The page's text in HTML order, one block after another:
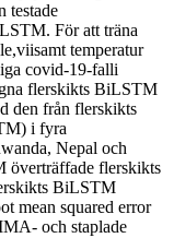
testade
För att träna
temperatur
covid-19-falli
flerskikts BiLSTM
den från flerskikts
i fyra
Nepal och
överträffade flerskikts
BiLSTM
mean squared error
och staplade